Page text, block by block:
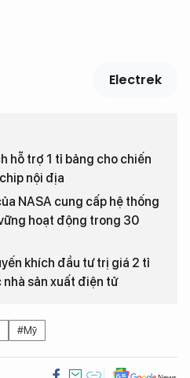
Electrek
hỗ trợ 1 tỉ bảng cho chiến
nội địa
NASA cung cấp hệ thống
hoạt động trong 30
khích đầu tư trị giá 2 tỉ
nhà sản xuất điện tử
#Mỹ